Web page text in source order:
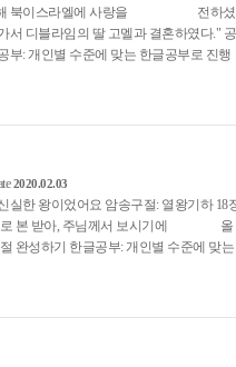
해 북이스라엘에 사랑을 전하셨
임의 딸 고멜과 결혼하였다." 공과
공부: 개인별 수준에 맞는 한글공부로
2020.02.03
의 신실한 왕이었어요 암송구절:
로 본 받아, 주님께서 보시기에 올
절 완성하기 한글공부: 개인별 수준에